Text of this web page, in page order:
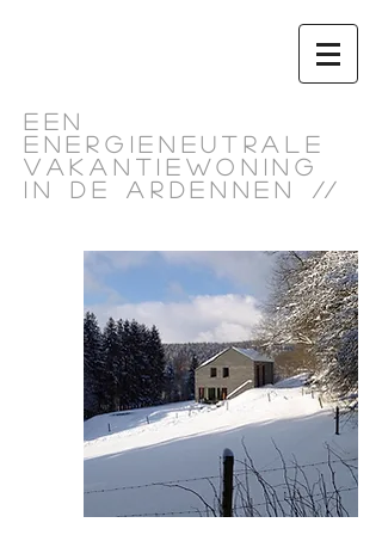
EEN
ENERGIENEUTRALE
VAKANTIEWONINg
IN DE ARDENNEN //